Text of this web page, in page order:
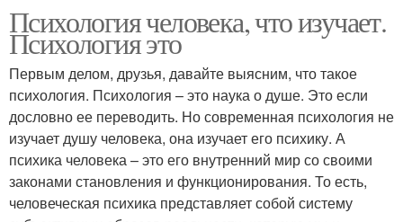
Психология человека, что изучает.
Психология это
Первым делом, друзья, давайте выясним, что такое
психология. Психология – это наука о душе. Это если
дословно ее переводить. Но современная психология не
изучает душу человека, она изучает его психику. А
психика человека – это его внутренний мир со своими
законами становления и функционирования. То есть,
человеческая психика представляет собой систему